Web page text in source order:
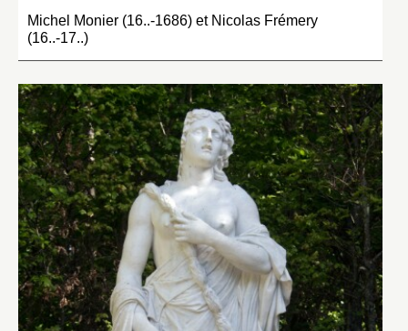
Michel Monier (16..-1686) et Nicolas Frémery
(16..-17..)